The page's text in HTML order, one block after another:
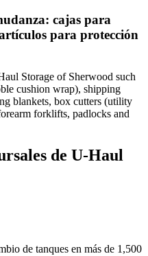
cajas para
para protección
Storage of Sherwood such
cushion wrap), shipping
blankets, box cutters (utility
forklifts, padlocks and
de U-Haul
de tanques en más de 1,500